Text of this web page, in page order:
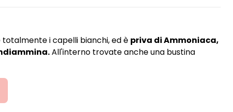
totalmente i capelli bianchi, ed è priva di Ammoniaca,
All'interno trovate anche una bustina